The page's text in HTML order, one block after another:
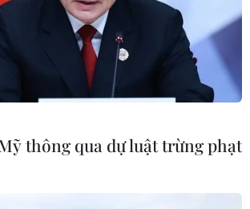
sáng tạo và
thông qua dự luật trừng phạt